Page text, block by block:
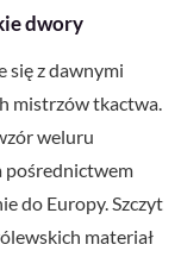
dwory
się z dawnymi
mistrzów tkactwa.
weluru
pośrednictwem
do Europy. Szczyt
materiał